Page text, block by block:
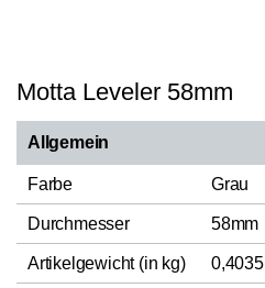
Motta Leveler 58mm
Allgemein
Farbe Grau
Durchmesser 58mm
Artikelgewicht (in kg) 0,4035